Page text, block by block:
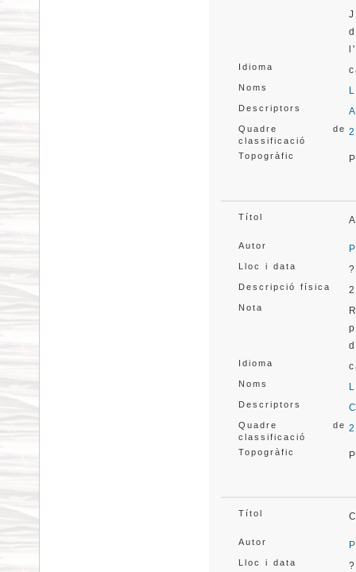
Idioma
Noms
Descriptors
Quadre de
classificació
Topogràfic
Títol
Autor
Lloc i data
Descripció física
Nota
Idioma
Noms
Descriptors
Quadre de
classificació
Topogràfic
Títol
Autor
Lloc i data